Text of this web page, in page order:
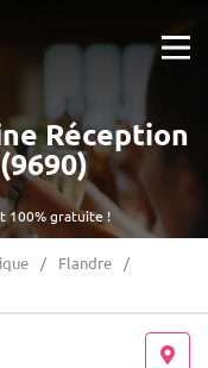
100% gratuite !
Réception
Flandre